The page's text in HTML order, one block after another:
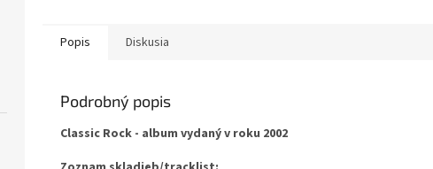
Popis Diskusia
Podrobný popis
Classic Rock - album vydaný v roku 2002